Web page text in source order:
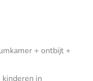
+ ontbijt +
in